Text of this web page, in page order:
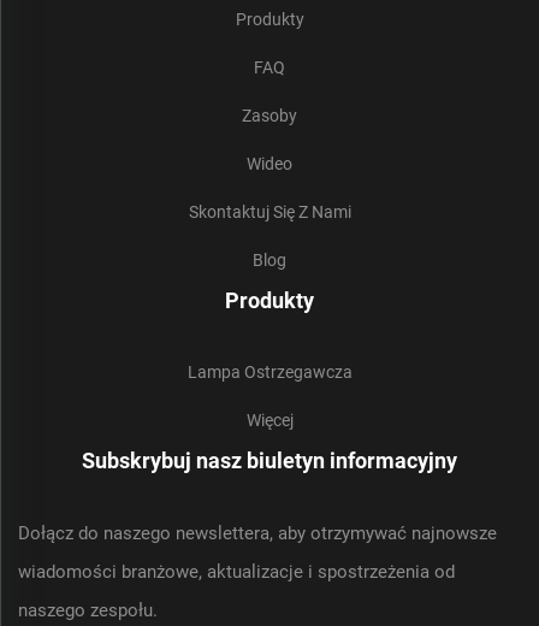
Produkty
FAQ
Zasoby
Wideo
Skontaktuj Się Z Nami
Blog
Produkty
Lampa Ostrzegawcza
Więcej
Subskrybuj nasz biuletyn informacyjny
Dołącz do naszego newslettera, aby otrzymywać najnowsze
wiadomości branżowe, aktualizacje i spostrzeżenia od
naszego zespołu.